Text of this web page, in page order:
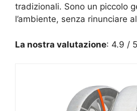
tradizionali. Sono un piccolo
l’ambiente, senza rinunciare
La nostra valutazione: 4.9 / 5